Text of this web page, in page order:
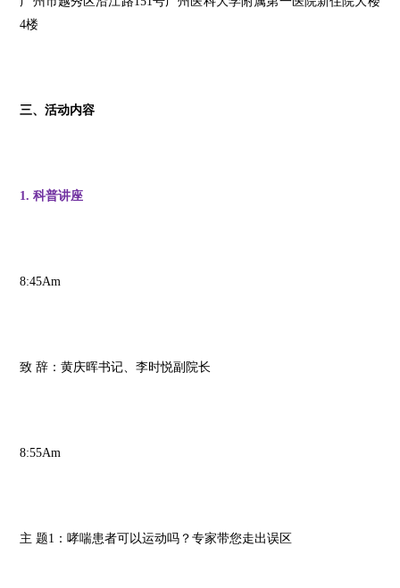
4楼
三、活动内容
1. 科普讲座
8:45Am
致 辞：黄庆晖书记、李时悦副院长
8:55Am
主 题1：哮喘患者可以运动吗？专家带您走出误区